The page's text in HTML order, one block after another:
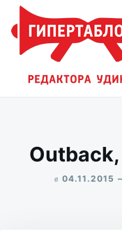
Перейти
содержимому
Искать:
в 04.11.2015